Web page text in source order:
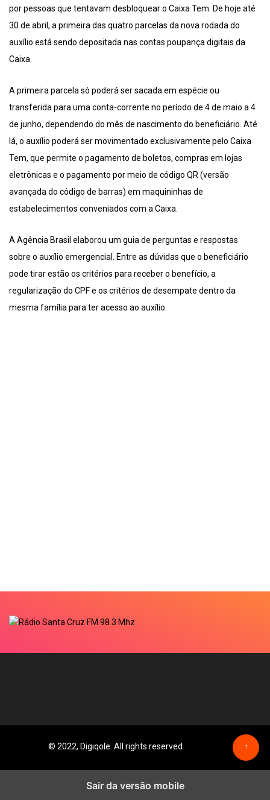
por pessoas que tentavam desbloquear o Caixa Tem. De hoje até
30 de abril, a primeira das quatro parcelas da nova rodada do
auxílio está sendo depositada nas contas poupança digitais da
Caixa.
A primeira parcela só poderá ser sacada em espécie ou
transferida para uma conta-corrente no período de 4 de maio a 4
de junho, dependendo do mês de nascimento do beneficiário. Até
lá, o auxílio poderá ser movimentado exclusivamente pelo Caixa
Tem, que permite o pagamento de boletos, compras em lojas
eletrônicas e o pagamento por meio de código QR (versão
avançada do código de barras) em maquininhas de
estabelecimentos conveniados com a Caixa.
A Agência Brasil elaborou um guia de perguntas e respostas
sobre o auxílio emergencial. Entre as dúvidas que o beneficiário
pode tirar estão os critérios para receber o benefício, a
regularização do CPF e os critérios de desempate dentro da
mesma família para ter acesso ao auxílio.
© 2022, Digiqole. All rights reserved ↑
Sair da versão mobile